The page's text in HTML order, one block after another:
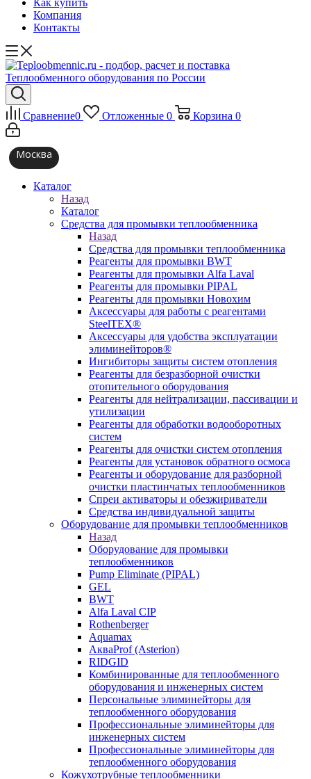
Как купить
Компания
Контакты
Сравнение0 Отложенные 0 Корзина 0
Москва
Каталог
Назад
Каталог
Средства для промывки теплообменника
Назад
Средства для промывки теплообменника
Реагенты для промывки BWT
Реагенты для промывки Alfa Laval
Реагенты для промывки PIPAL
Реагенты для промывки Новохим
Аксессуары для работы с реагентами
SteelTEX®
Аксессуары для удобства эксплуатации
элиминейторов®
Ингибиторы защиты систем отопления
Реагенты для безразборной очистки
отопительного оборудования
Реагенты для нейтрализации, пассивации и
утилизации
Реагенты для обработки водооборотных
систем
Реагенты для очистки систем отопления
Реагенты для установок обратного осмоса
Реагенты и оборудование для разборной
очистки пластинчатых теплообменников
Спреи активаторы и обезжириватели
Средства индивидуальной защиты
Оборудование для промывки теплообменников
Назад
Оборудование для промывки
теплообменников
Pump Eliminate (PIPAL)
GEL
BWT
Alfa Laval CIP
Rothenberger
Aquamax
АкваProf (Asterion)
RIDGID
Комбинированные для теплообменного
оборудования и инженерных систем
Персональные элиминейторы для
теплообменного оборудования
Профессиональные элиминейторы для
инженерных систем
Профессиональные элиминейторы для
теплообменного оборудования
Кожухотрубные теплообменники